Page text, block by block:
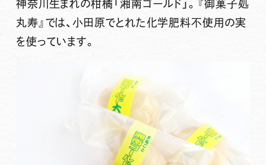
神奈川生まれの柑橘「湘南ゴールド」。『御菓子処
丸寿』では、小田原でとれた化学肥料不使用の実
を使っています。